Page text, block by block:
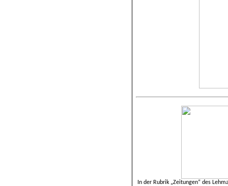
In der Rubrik „Zeitungen“ des